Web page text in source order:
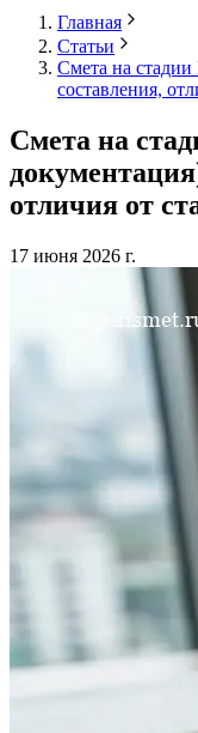
Главная
Статьи
Смета на стадии
составления,
Смета на
отличия от
17 июня 2026 г.